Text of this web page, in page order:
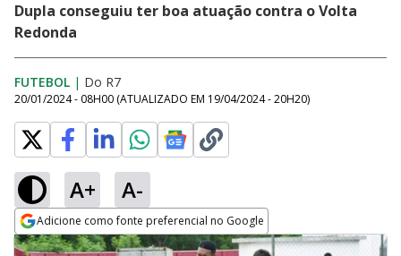
Dupla conseguiu ter boa atuação contra o Volta
Redonda
FUTEBOL | Do R7
20/01/2024 - 08H00 (ATUALIZADO EM 19/04/2024 - 20H20)
A+ A-
Adicione como fonte preferencial no Google
Opens in new window